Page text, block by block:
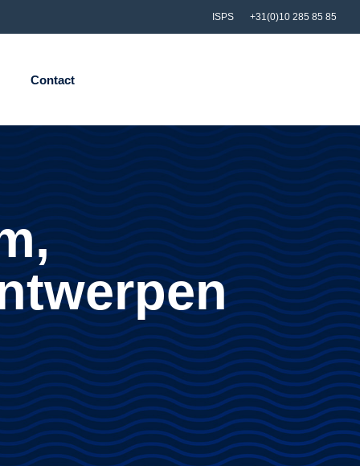
ISPS +31(0)10 285 85 85
Contact